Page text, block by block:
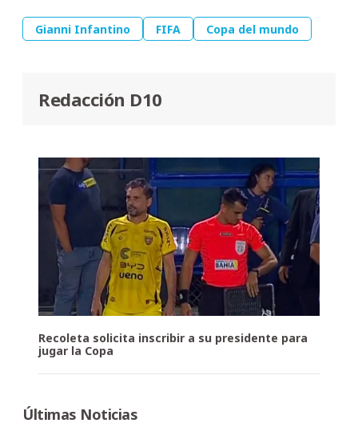
Gianni Infantino FIFA Copa del mundo
Redacción D10
Recoleta solicita inscribir a su presidente para
jugar la Copa
Últimas Noticias